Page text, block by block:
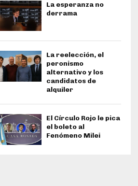
La esperanza no
derrama
La reelección, el
peronismo
alternativo y los
candidatos de
alquiler
El Círculo Rojo le pica
el boleto al
Fenómeno Milei